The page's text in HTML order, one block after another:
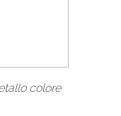
colore